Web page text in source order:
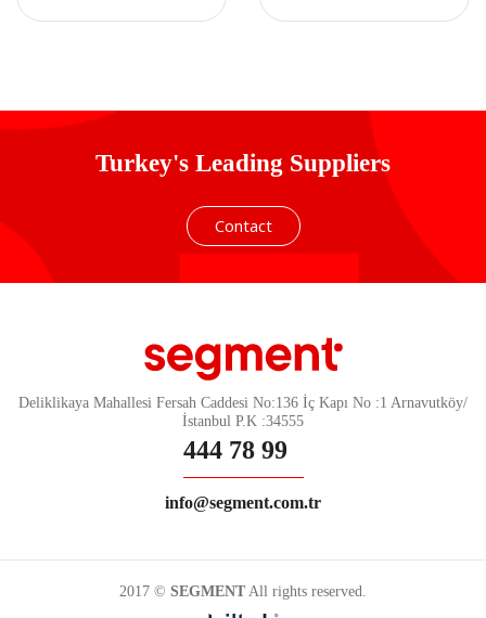
Soğutucu Stand
Turkey's Leading Suppliers
Contact
Deliklikaya Mahallesi Fersah Caddesi No:136 İç Kapı No :1 Arnavutköy/
İstanbul P.K :34555
444 78 99
info@segment.com.tr
2017 © SEGMENT All rights reserved.